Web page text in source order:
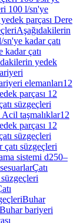
100 l/sn'ye
parçası Dere
Aşağıdakilerin
sn'ye kadar çatı
kadar çatı
yedek
elemanları12
parçası 12
süzgeçleri
Acil taşmalıklar12
parçası 12
süzgeçleri
çatı süzgeçleri
sistemi d250–
Çatı
Buhar
bariyeri